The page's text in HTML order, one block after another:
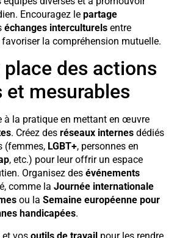
Encouragez le partage
échanges interculturels entre
la compréhension mutuelle.
des actions
et mesurables
à la pratique en mettant en œuvre
. Créez des réseaux internes dédiés
(femmes, LGBT+, personnes en
, etc.) pour leur offrir un espace
Organisez des événements
comme la Journée internationale
ou la Semaine européenne pour
handicapées.
et vos outils de travail pour les rendre